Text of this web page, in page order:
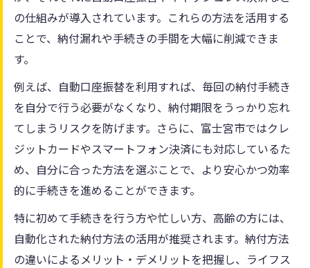
保険納付に便利な最新デジタルサービス活
用
る理由
eL-QRコードで保険納付がもっと便利に
インターネットバンキングで保険納付の手
間削減
スマートフォン決済で保険納付が簡単に完
了
年金受給状況ごとの保険手続きを解説
年金金額別に異なる保険納付方法を確認
の仕組みが導入されています。これらの方法を活用する
ことで、納付漏れや手続きの手間を大幅に削減できま
す。
例えば、自動口座振替を利用すれば、毎回の納付手続き
を自分で行う必要がなくなり、納付期限をうっかり忘れ
てしまうリスクを防げます。さらに、富士宮市ではクレ
ジットカードやスマートフォン決済にも対応しているた
め、自分に合った方法を選ぶことで、より安心かつ効率
的に手続きを進めることができます。
特に初めて手続きを行う方や忙しい方、高齢の方には、
自動化された納付方法の活用が推奨されます。納付方法
の違いによるメリット・デメリットを把握し、ライフス